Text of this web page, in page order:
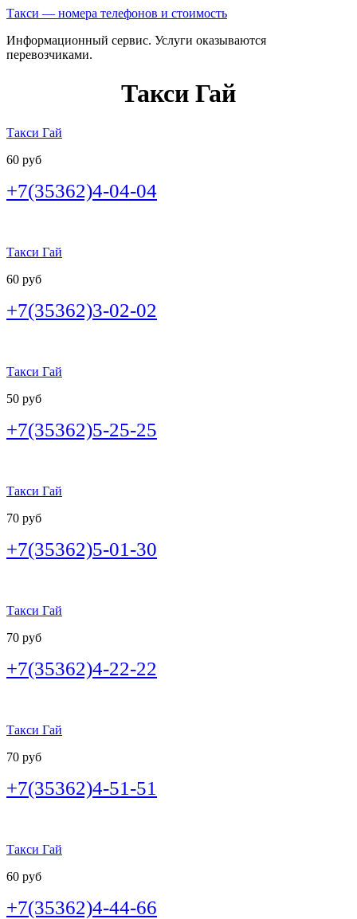
Такси — номера телефонов и стоимость
Информационный сервис. Услуги оказываются
перевозчиками.
Такси Гай
Такси Гай
60 руб
+7(35362)4-04-04
Такси Гай
60 руб
+7(35362)3-02-02
Такси Гай
50 руб
+7(35362)5-25-25
Такси Гай
70 руб
+7(35362)5-01-30
Такси Гай
70 руб
+7(35362)4-22-22
Такси Гай
70 руб
+7(35362)4-51-51
Такси Гай
60 руб
+7(35362)4-44-66